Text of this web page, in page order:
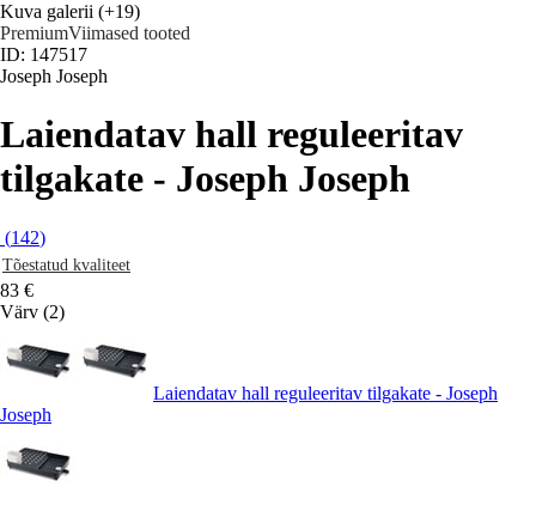
Kuva galerii (+19)
PremiumViimased tooted
ID: 147517
Joseph Joseph
Laiendatav hall reguleeritav
tilgakate - Joseph Joseph
(142)
Tõestatud kvaliteet
83 €
Värv (2)
Laiendatav hall reguleeritav tilgakate - Joseph
Joseph